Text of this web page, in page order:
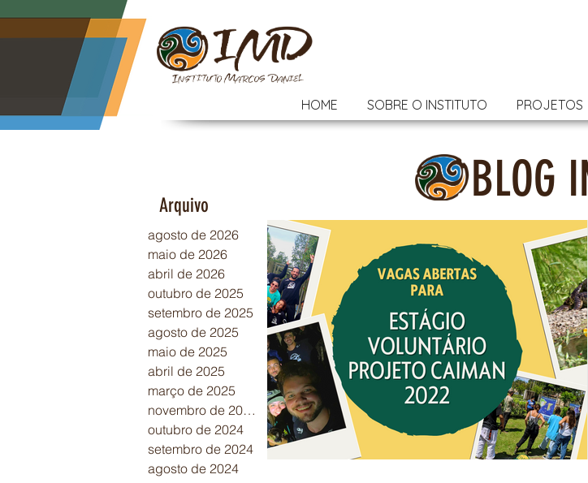
HOME SOBRE O INSTITUTO PROJETOS
Arquivo BLOG
agosto de 2026
maio de 2026
abril de 2026
outubro de 2025
setembro de 2025
agosto de 2025
maio de 2025
abril de 2025
março de 2025
novembro de 2024
outubro de 2024
setembro de 2024
agosto de 2024